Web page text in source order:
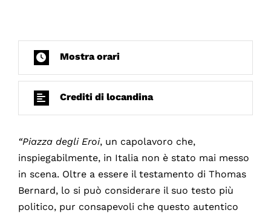
Mostra orari
Crediti di locandina
“Piazza degli Eroi, un capolavoro che,
inspiegabilmente, in Italia non è stato mai messo
in scena. Oltre a essere il testamento di Thomas
Bernard, lo si può considerare il suo testo più
politico, pur consapevoli che questo autentico